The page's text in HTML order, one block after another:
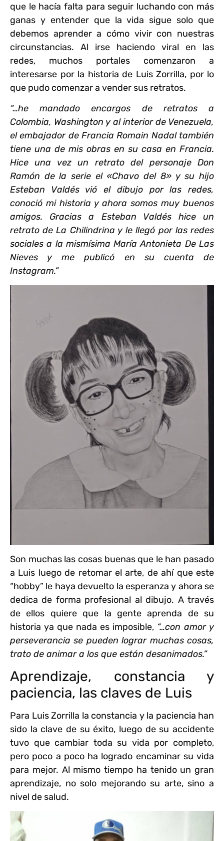
que le hacía falta para seguir luchando con más
ganas y entender que la vida sigue solo que
debemos aprender a cómo vivir con nuestras
circunstancias. Al irse haciendo viral en las
redes, muchos portales comenzaron a
interesarse por la historia de Luis Zorrilla, por lo
que pudo comenzar a vender sus retratos.
“…he mandado encargos de retratos a
Colombia, Washington y al interior de Venezuela,
el embajador de Francia Romain Nadal también
tiene una de mis obras en su casa en Francia.
Hice una vez un retrato del personaje Don
Ramón de la serie el «Chavo del 8» y su hijo
Esteban Valdés vió el dibujo por las redes,
conoció mi historia y ahora somos muy buenos
amigos. Gracias a Esteban Valdés hice un
retrato de La Chilindrina y le llegó por las redes
sociales a la mismísima María Antonieta De Las
Nieves y me publicó en su cuenta de
Instagram.”
Son muchas las cosas buenas que le han pasado
a Luis luego de retomar el arte, de ahí que este
“hobby” le haya devuelto la esperanza y ahora se
dedica de forma profesional al dibujo. A través
de ellos quiere que la gente aprenda de su
historia ya que nada es imposible, “…con amor y
perseverancia se pueden lograr muchas cosas,
trato de animar a los que están desanimados.”
Aprendizaje, constancia y
paciencia, las claves de Luis
Para Luis Zorrilla la constancia y la paciencia han
sido la clave de su éxito, luego de su accidente
tuvo que cambiar toda su vida por completo,
pero poco a poco ha logrado encaminar su vida
para mejor. Al mismo tiempo ha tenido un gran
aprendizaje, no solo mejorando su arte, sino a
nivel de salud.